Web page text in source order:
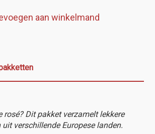
aan winkelmand
rosé? Dit pakket verzamelt lekkere
uit verschillende Europese landen.